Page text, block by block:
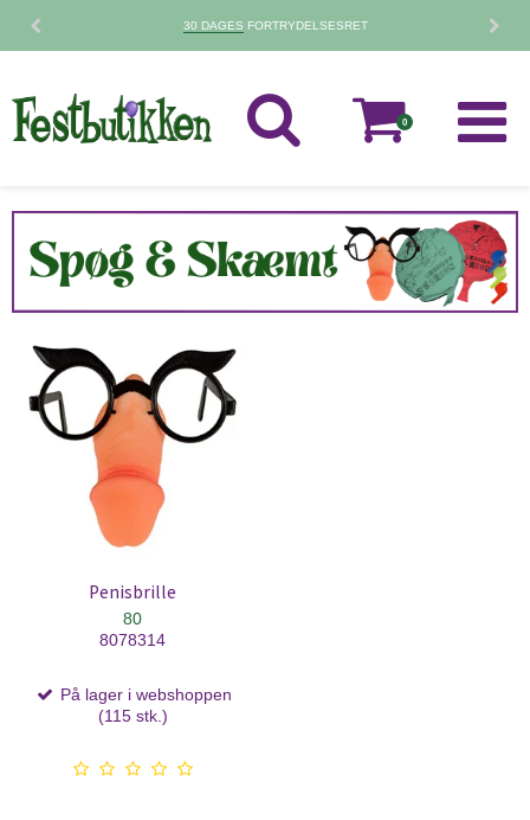
30 DAGES FORTRYDELSESRET
0
Penisbrille
80
8078314
På lager i webshoppen
(115 stk.)